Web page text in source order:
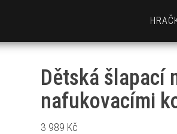
Dětská šlapací
nafukovacími
3 989 Kč